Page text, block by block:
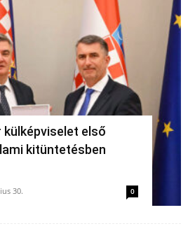
külképviselet első
kitüntetésben
30. 0